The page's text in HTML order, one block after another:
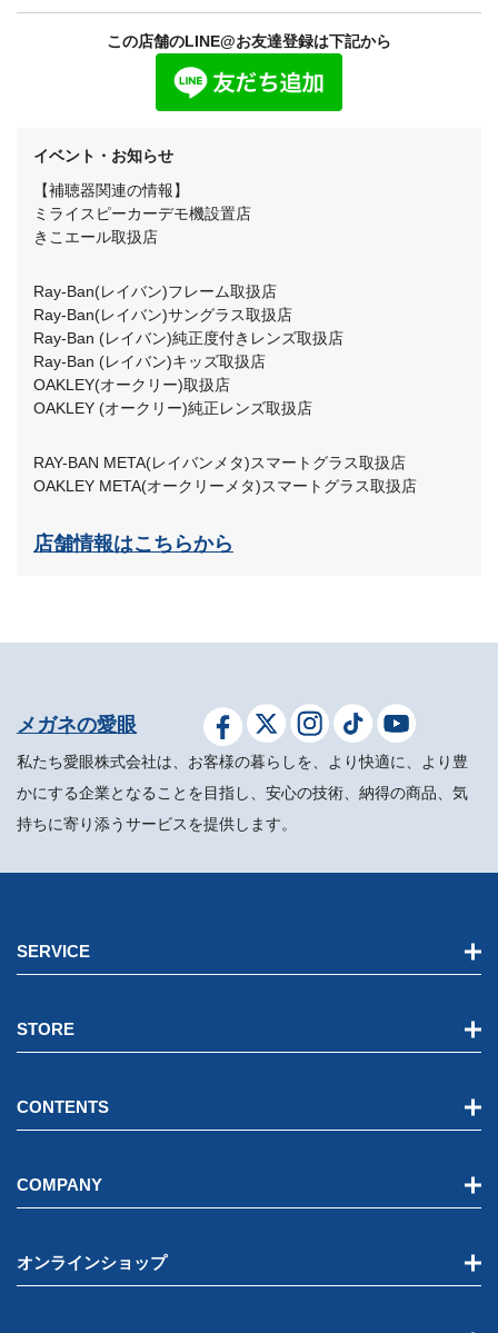
この店舗のLINE@お友達登録は下記から
イベント・お知らせ
【補聴器関連の情報】
ミライスピーカーデモ機設置店
きこエール取扱店
Ray-Ban(レイバン)フレーム取扱店
Ray-Ban(レイバン)サングラス取扱店
Ray-Ban (レイバン)純正度付きレンズ取扱店
Ray-Ban (レイバン)キッズ取扱店
OAKLEY(オークリー)取扱店
OAKLEY (オークリー)純正レンズ取扱店
RAY-BAN META(レイバンメタ)スマートグラス取扱店
OAKLEY META(オークリーメタ)スマートグラス取扱店
店舗情報はこちらから
メガネの愛眼
私たち愛眼株式会社は、お客様の暮らしを、より快適に、より豊
かにする企業となることを目指し、安心の技術、納得の商品、気
持ちに寄り添うサービスを提供します。
SERVICE
STORE
CONTENTS
COMPANY
オンラインショップ